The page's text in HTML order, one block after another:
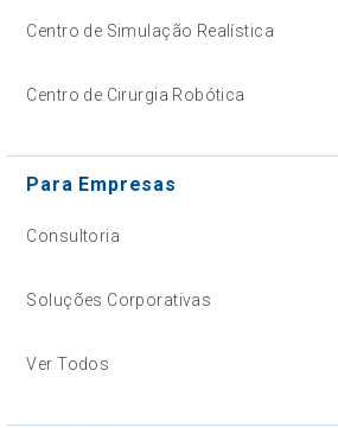
Centro de Simulação Realística
Centro de Cirurgia Robótica
Para Empresas
Consultoria
Soluções Corporativas
Ver Todos